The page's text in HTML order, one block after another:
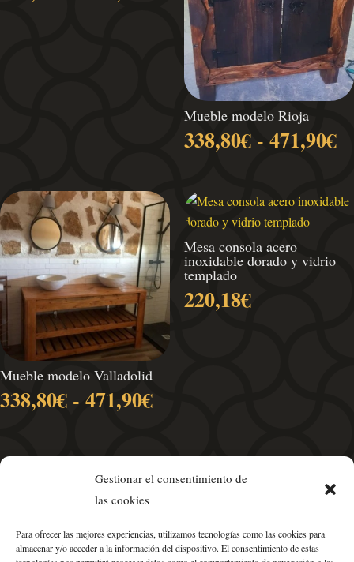
Gestionar el consentimiento de
las cookies
Para ofrecer las mejores experiencias, utilizamos tecnologías como las cookies para
almacenar y/o acceder a la información del dispositivo. El consentimiento de estas
precios:
desde
338,80€
hasta
471,90€
Mueble modelo Rioja
338,80€ - 471,90€
Mueble modelo Valladolid
338,80€ - 471,90€Rango
desde
338,80€
Mesa consola acero
inoxidable dorado y vidrio
templado
220,18€